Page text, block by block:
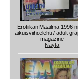
Erotiikan Maailma 1996
aikuisviihdelehti / adult
magazine
Näytä